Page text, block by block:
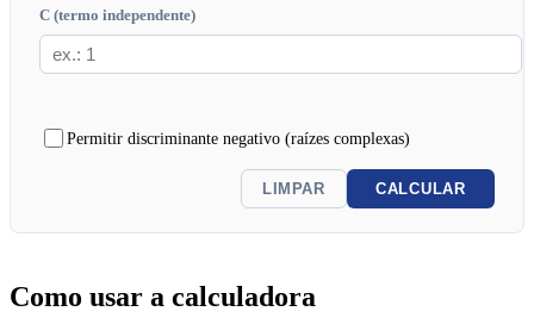
C (termo independente)
Permitir discriminante negativo (raízes complexas)
LIMPAR CALCULAR
Como usar a calculadora